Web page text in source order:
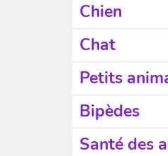
Chien
Chat
Petits
Bipèdes
Santé des